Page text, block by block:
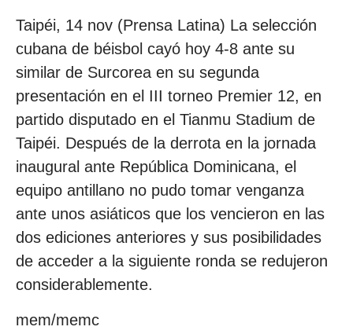
Taipéi, 14 nov (Prensa Latina) La selección
cubana de béisbol cayó hoy 4-8 ante su
similar de Surcorea en su segunda
presentación en el III torneo Premier 12, en
partido disputado en el Tianmu Stadium de
Taipéi. Después de la derrota en la jornada
inaugural ante República Dominicana, el
equipo antillano no pudo tomar venganza
ante unos asiáticos que los vencieron en las
dos ediciones anteriores y sus posibilidades
de acceder a la siguiente ronda se redujeron
considerablemente.
mem/memc